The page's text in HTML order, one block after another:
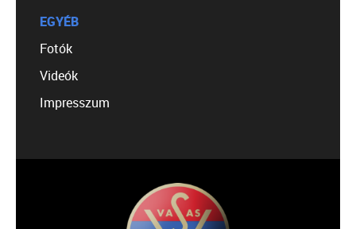
EGYÉB
Fotók
Videók
Impresszum